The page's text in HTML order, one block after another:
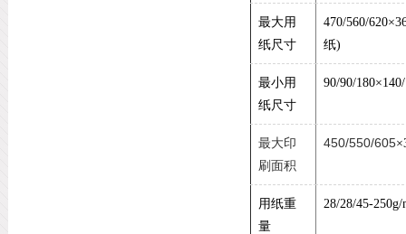
最大用
纸尺寸
470/560/
纸)
最小用
纸尺寸
90/90/
最大印
刷面积
450/550/605
用纸重
量
28/28/45-250g/